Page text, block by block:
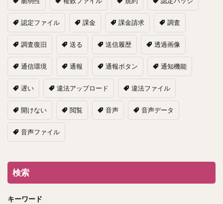
認定ファイル 課金 課金請求 調査
調査復旧 送る 送信履歴 透過画像
通信環境 通報 通報ボタン 通知機能
遅い 違法アップロード 違法ファイル
開けない 閲覧 音声 音声データ
音声ファイル
検索
キーワード